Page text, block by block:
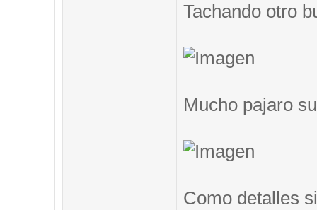
Tachando otro
Mucho pajaro
Como detalles